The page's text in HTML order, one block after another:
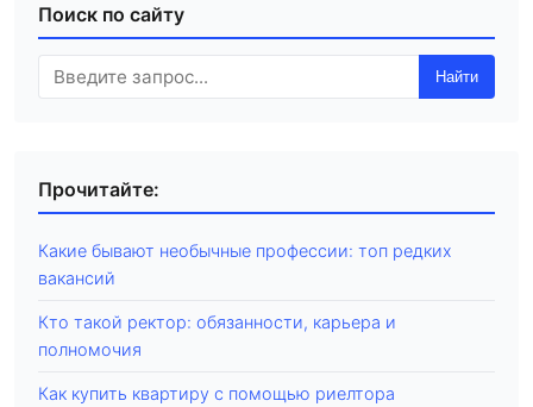
Поиск по сайту
Найти
Прочитайте:
Какие бывают необычные профессии: топ редких
вакансий
Кто такой ректор: обязанности, карьера и
полномочия
Как купить квартиру с помощью риелтора